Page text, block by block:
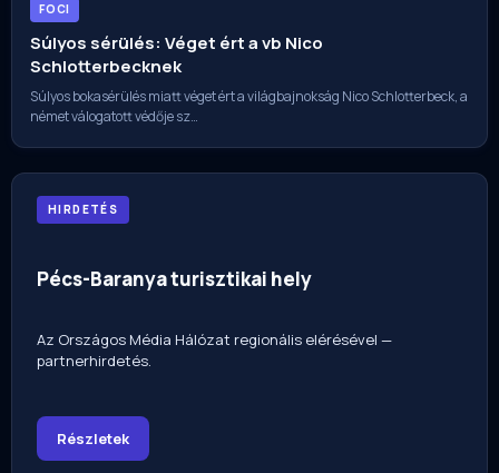
FOCI
Súlyos sérülés: Véget ért a vb Nico
Schlotterbecknek
Súlyos bokasérülés miatt véget ért a világbajnokság Nico Schlotterbeck, a
német válogatott védője sz…
HIRDETÉS
Pécs-Baranya turisztikai hely
Az Országos Média Hálózat regionális elérésével —
partnerhirdetés.
Részletek